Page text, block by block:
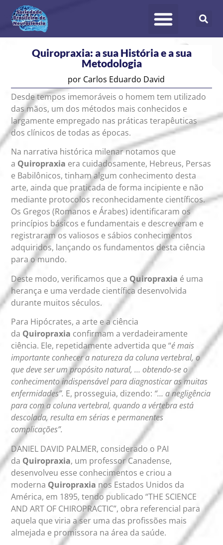
Quiropraxia: a sua História e a sua
Metodologia
por Carlos Eduardo David
Desde tempos imemoráveis o homem tem utilizado
das mãos, um dos métodos mais conhecidos e
largamente empregado nas práticas terapêuticas
dos clínicos de todas as épocas.
Na narrativa histórica milenar notamos que
a Quiropraxia era cuidadosamente, Hebreus, Persas
e Babilônicos, tinham algum conhecimento desta
arte, ainda que praticada de forma incipiente e não
mediante protocolos reconhecidamente científicos.
Os Gregos (Romanos e Árabes) identificaram os
princípios básicos e fundamentais e descreveram e
registraram os valiosos e sábios conhecimentos
adquiridos, lançando os fundamentos desta ciência
para o mundo.
Deste modo, verificamos que a Quiropraxia é uma
herança e uma verdade científica desenvolvida
durante muitos séculos.
Para Hipócrates, a arte e a ciência
da Quiropraxia confirmam a verdadeiramente
ciência. Ele, repetidamente advertida que “é mais
importante conhecer a natureza da coluna vertebral, o
que deve ser um propósito natural, … obtendo-se o
conhecimento indispensável para diagnosticar as muitas
enfermidades”. E, prosseguia, dizendo: “… a negligência
para com a coluna vertebral, quando a vértebra está
descolada, resulta em sérias e permanentes
complicações”.
DANIEL DAVID PALMER, considerado o PAI
da Quiropraxia, um professor Canadense,
desenvolveu esse conhecimentos e criou a
moderna Quiropraxia nos Estados Unidos da
América, em 1895, tendo publicado “THE SCIENCE
AND ART OF CHIROPRACTIC”, obra referencial para
aquela que viria a ser uma das profissões mais
almejada e promissora na área da saúde.